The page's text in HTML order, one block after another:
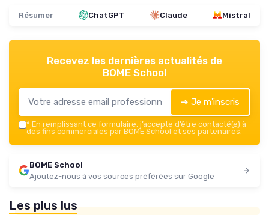
Résumer ChatGPT Claude Mistral
Recevez les dernières actualités de
BOME School
➔ Je m'inscris
* En remplissant ce formulaire, j’accepte d’être contacté(e) à
des fins commerciales par BOME School et ses partenaires.
BOME School
Ajoutez-nous à vos sources préférées sur Google
Les plus lus